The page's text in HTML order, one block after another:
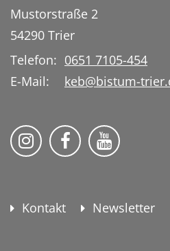
Mustorstraße 2
54290 Trier
Telefon: 0651 7105-454
E-Mail:
keb@bistum-
KEB Bildung Leben
KEB Bildung
KEB
Kontakt Newsletter